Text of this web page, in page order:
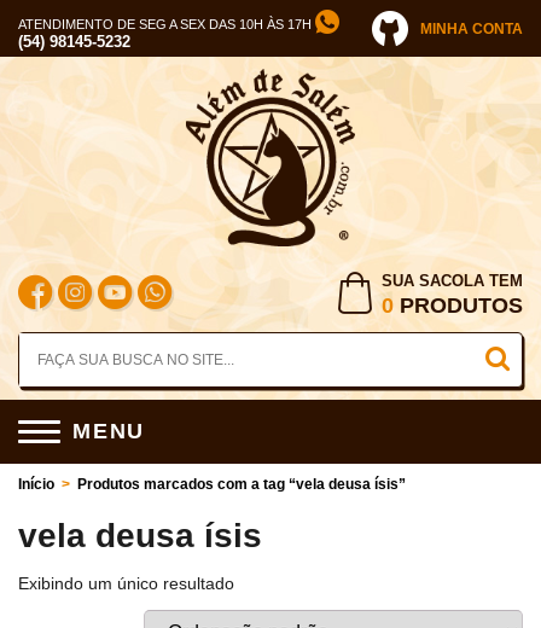
ATENDIMENTO DE SEG A SEX DAS 10H ÀS 17H
(54) 98145-5232
MINHA CONTA
SUA SACOLA TEM
0 PRODUTOS
MENU
Início > Produtos marcados com a tag “vela deusa ísis”
vela deusa ísis
Exibindo um único resultado